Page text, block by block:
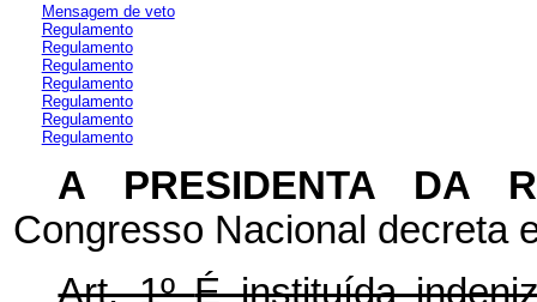
Mensagem de veto
Regulamento
Regulamento
Regulamento
Regulamento
Regulamento
Regulamento
Regulamento
A PRESIDENTA DA
Congresso Nacional decreta
Art. 1ºÉ instituída